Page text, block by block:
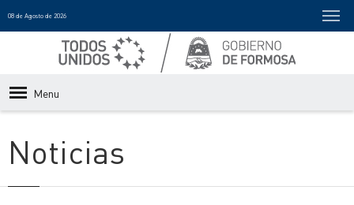
08 de Agosto de 2026
Menu
Noticias